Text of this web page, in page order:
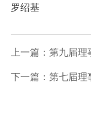
罗绍基
上一篇：第九届理
下一篇：第七届理